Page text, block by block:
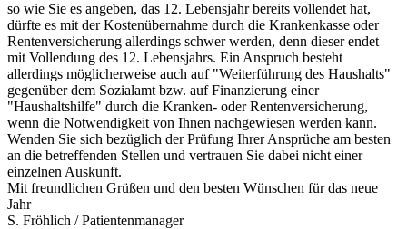
so wie Sie es angeben, das 12. Lebensjahr bereits vollendet hat,
dürfte es mit der Kostenübernahme durch die Krankenkasse oder
Rentenversicherung allerdings schwer werden, denn dieser endet
mit Vollendung des 12. Lebensjahrs. Ein Anspruch besteht
allerdings möglicherweise auch auf "Weiterführung des Haushalts"
gegenüber dem Sozialamt bzw. auf Finanzierung einer
"Haushaltshilfe" durch die Kranken- oder Rentenversicherung,
wenn die Notwendigkeit von Ihnen nachgewiesen werden kann.
Wenden Sie sich bezüglich der Prüfung Ihrer Ansprüche am besten
an die betreffenden Stellen und vertrauen Sie dabei nicht einer
einzelnen Auskunft.
Mit freundlichen Grüßen und den besten Wünschen für das neue
Jahr
S. Fröhlich / Patientenmanager